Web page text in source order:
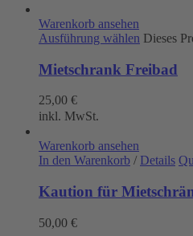
Warenkorb ansehen
Ausführung wählen Dieses
Mietschrank Freibad
25,00 €
inkl. MwSt.
Warenkorb ansehen
In den Warenkorb / Details
Kaution für
50,00 €